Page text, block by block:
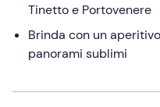
Tinetto e Portovenere
Brinda con un
panorami sublimi